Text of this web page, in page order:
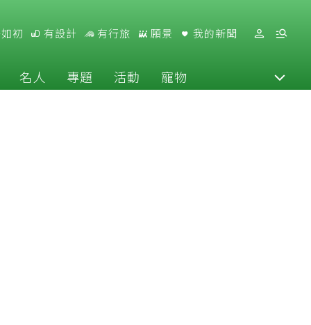
初 有設計 有行旅 願景 我的新聞
名人 專題 活動 寵物